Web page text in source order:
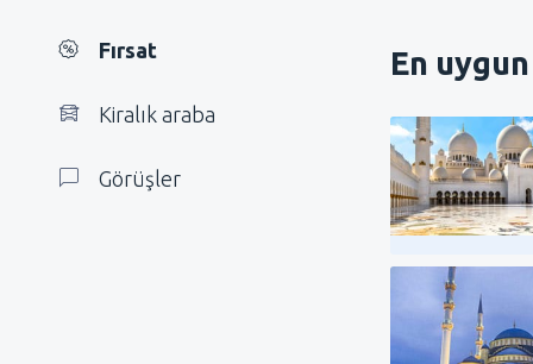
Fırsat
Kiralık araba
Görüşler
En